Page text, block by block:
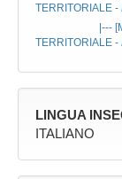
TERRITORIALE -
|---
TERRITORIALE -
LINGUA
ITALIANO